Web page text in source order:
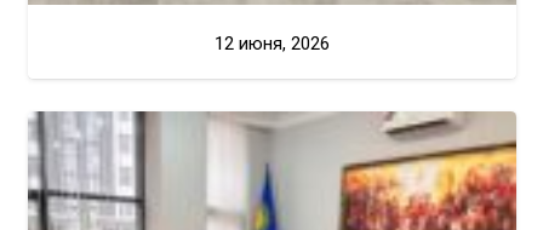
12 июня, 2026